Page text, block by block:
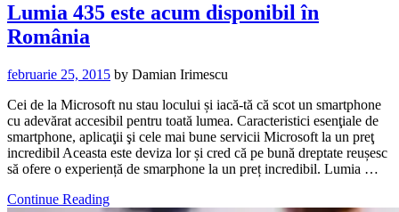
Lumia 435 este acum disponibil în
România
februarie 25, 2015 by Damian Irimescu
Cei de la Microsoft nu stau locului și iacă-tă că scot un smartphone
cu adevărat accesibil pentru toată lumea. Caracteristici esenţiale de
smartphone, aplicaţii şi cele mai bune servicii Microsoft la un preţ
incredibil Aceasta este deviza lor și cred că pe bună dreptate reușesc
să ofere o experiență de smarphone la un preț incredibil. Lumia …
Continue Reading